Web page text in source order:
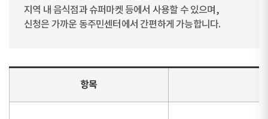
지역 내 음식점과 슈퍼마켓 등에서 사용할 수 있으며,
신청은 가까운 동주민센터에서 간편하게 가능합니다.
항목